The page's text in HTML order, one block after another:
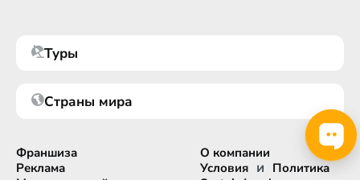
Туры
Страны мира
Франшиза
Реклама
О компании
Условия и Политика